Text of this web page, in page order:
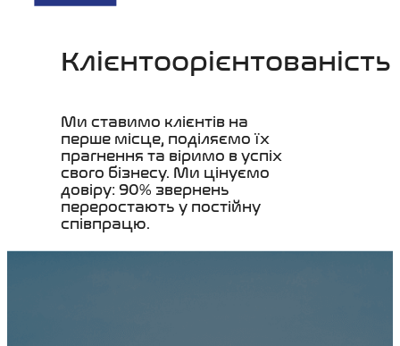
Клієнтоорієнтованість
Ми ставимо клієнтів на
перше місце, поділяємо їх
прагнення та віримо в успіх
свого бізнесу. Ми цінуємо
довіру: 90% звернень
переростають у постійну
співпрацю.